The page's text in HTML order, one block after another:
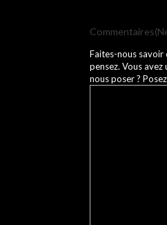
Commentaires
Faites-nous savoir
pensez. Vous avez
nous poser ?